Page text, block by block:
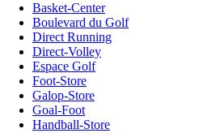
Basket-Center
Boulevard du Golf
Direct Running
Direct-Volley
Espace Golf
Foot-Store
Galop-Store
Goal-Foot
Handball-Store